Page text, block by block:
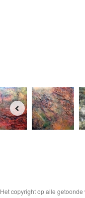
Het copyright op alle